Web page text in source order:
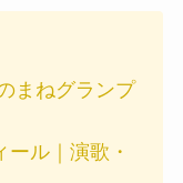
まねグランプ
ル｜演歌・